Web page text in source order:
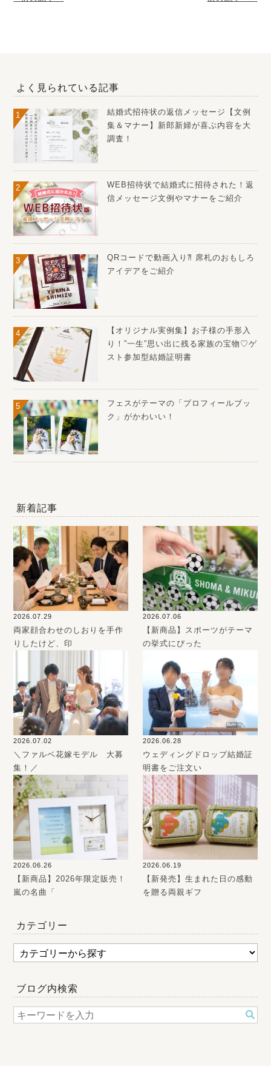
よく見られている記事
結婚式招待状の返信メッセージ【文例
集＆マナー】新郎新婦が喜ぶ内容を大
調査！
WEB招待状で結婚式に招待された！返
信メッセージ文例やマナーをご紹介
QRコードで動画入り⁈ 席札のおもしろ
アイデアをご紹介
【オリジナル実例集】お子様の手形入
り！”一生”思い出に残る家族の宝物♡ゲ
スト参加型結婚証明書
フェスがテーマの「プロフィールブッ
ク」がかわいい！
新着記事
2026.07.29
両家顔合わせのしおりを手作
りしたけど、印
2026.07.06
【新商品】スポーツがテーマ
の挙式にぴった
2026.07.02
＼ファルベ花嫁モデル 大募
集！／
2026.06.28
ウェディングドロップ結婚証
明書をご注文い
2026.06.26
【新商品】2026年限定販売！
嵐の名曲「
2026.06.19
【新発売】生まれた日の感動
を贈る両親ギフ
カテゴリー
ブログ内検索